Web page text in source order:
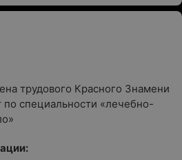
трудового Красного Знамени
по специальности «лечебно-